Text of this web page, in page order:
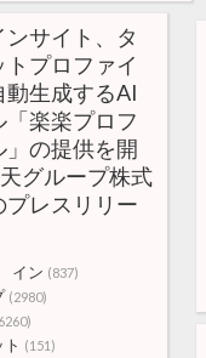
ンサイト、タ
トプロファイ
動生成するAI
「楽楽プロフ
」の提供を開
グループ株式
プレスリリー
イン (837)
(2980)
(151)